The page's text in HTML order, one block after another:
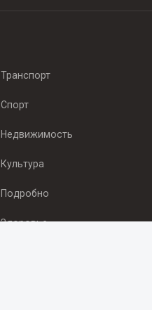
Транспорт
Спорт
Недвижимость
Культура
Подробно
Здоровье